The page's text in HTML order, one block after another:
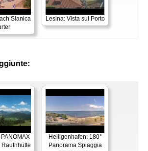
Slanica
Lesina: Vista sul Porto
Rauthhütte
Heiligenhafen: 180°
Panorama Spiaggia